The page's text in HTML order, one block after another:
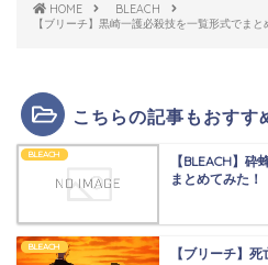
HOME
BLEACH
【ブリーチ】黒崎一護必殺技を一覧形式でまと
こちらの記事もおすす
BLEACH
【BLEACH】
まとめてみた！
BLEACH 【ブリーチ】